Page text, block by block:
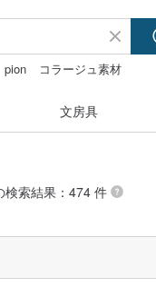
pion
コラージュ素材
文房具
検索結果：474 件